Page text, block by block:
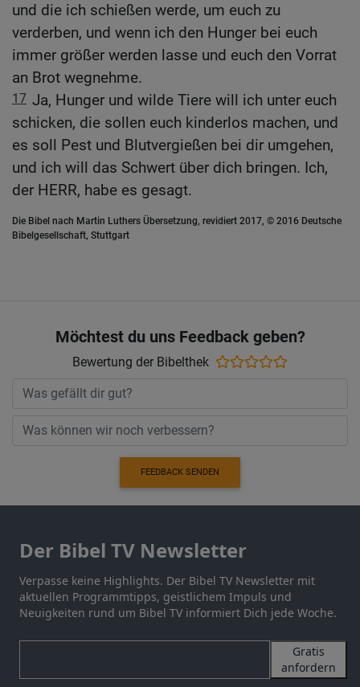
und die ich schießen werde, um euch zu
verderben, und wenn ich den Hunger bei euch
immer größer werden lasse und euch den Vorrat
an Brot wegnehme.
17 Ja, Hunger und wilde Tiere will ich unter euch
schicken, die sollen euch kinderlos machen, und
es soll Pest und Blutvergießen bei dir umgehen,
und ich will das Schwert über dich bringen. Ich,
der HERR, habe es gesagt.
Die Bibel nach Martin Luthers Übersetzung, revidiert 2017, © 2016 Deutsche
Bibelgesellschaft, Stuttgart
Möchtest du uns Feedback geben?
Bewertung der Bibelthek
FEEDBACK SENDEN
Der Bibel TV Newsletter
Verpasse keine Highlights. Der Bibel TV Newsletter mit
aktuellen Programmtipps, geistlichem Impuls und
Neuigkeiten rund um Bibel TV informiert Dich jede Woche.
Gratis
anfordern